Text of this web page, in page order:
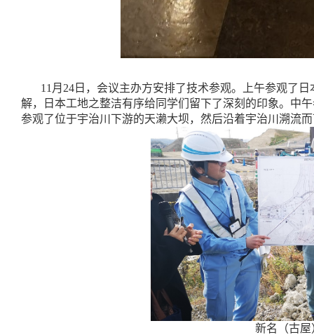
11 月 24日，会议主办方安排了技术参观。上午参观了
解，日本工地之整洁有序给同学们留下了深刻的印象。中
参观了位于宇治川下游的天濑大坝，然后沿着宇治川溯
新名（古